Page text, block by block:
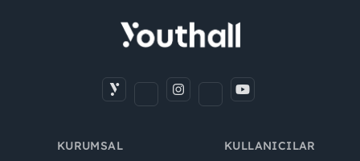
KURUMSAL KULLANICILAR